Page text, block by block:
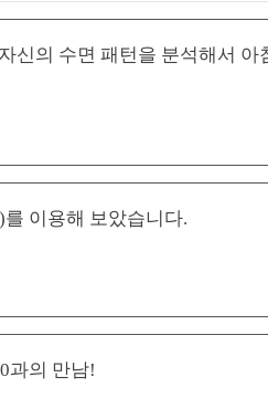
신의 수면 패턴을 분석해서
이용해 보았습니다.
과의 만남!